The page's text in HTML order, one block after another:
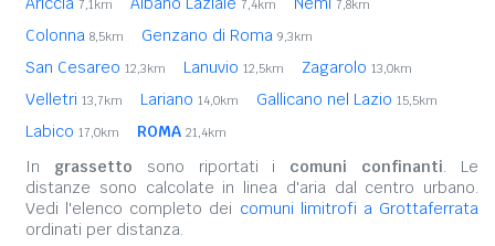
7,1km 7,4km 7,8km
Colonna 8,5km Genzano di Roma 9,3km
San Cesareo 12,3km Lanuvio 12,5km Zagarolo 13,0km
Velletri 13,7km Lariano 14,0km Gallicano nel Lazio 15,5km
Labico 17,0km ROMA 21,4km
In grassetto sono riportati i comuni confinanti. Le
distanze sono calcolate in linea d'aria dal centro urbano.
Vedi l'elenco completo dei comuni limitrofi a Grottaferrata
ordinati per distanza.